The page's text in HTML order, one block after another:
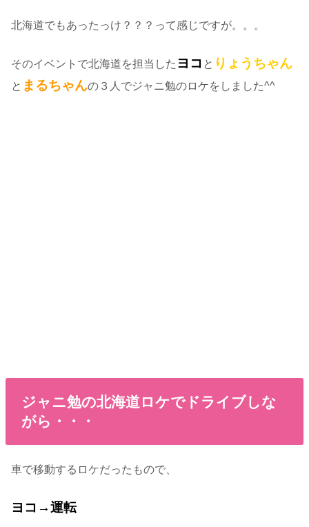
北海道でもあったっけ？？？って感じですが。。。
そのイベントで北海道を担当した ヨコ と りょうちゃん
と まるちゃんの３人でジャニ勉のロケをしました^^
ジャニ勉の北海道ロケでドライブしな
がら・・・
車で移動するロケだったもので、
ヨコ→運転